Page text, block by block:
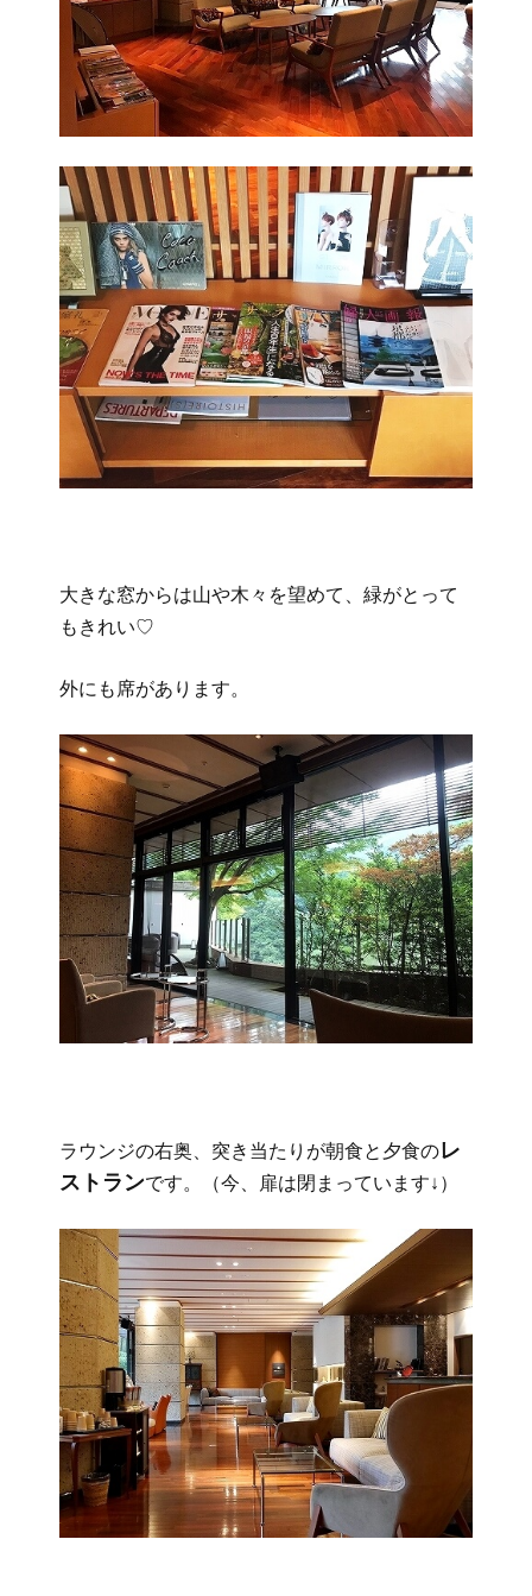
大きな窓からは山や木々を望めて、緑がとって
もきれい♡
外にも席があります。
ラウンジの右奥、突き当たりが朝食と夕食のレ
ストランです。（今、扉は閉まっています↓）